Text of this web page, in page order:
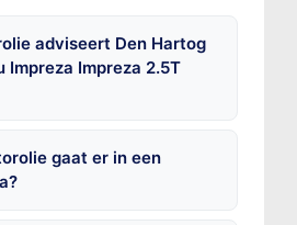
adviseert Den Hartog
Impreza Impreza 2.5T
gaat er in een